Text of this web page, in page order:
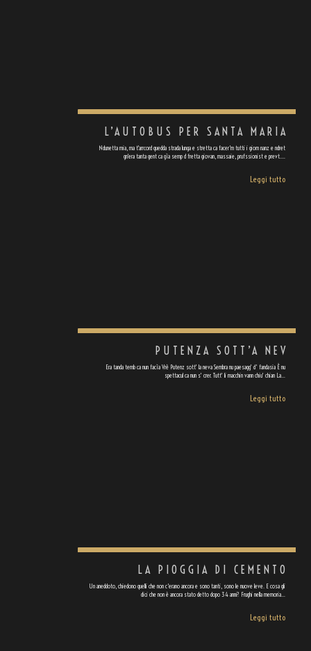
L’AUTOBUS PER SANTA MARIA
Ndunetta mia, ma t'arrcord quedda strada lunga e stretta ca facer'm tutti i giorn nanz e ndret
gn'era tanta gent ca gìa semp d fretta giovan, massaie, prufssionist e prevt.…
Leggi tutto
PUTENZA SOTT’A NEV
Era tanda temb ca nun facìa Vrè Putenz sott' la neva Sembra nu paesagg' d' fandasia È nu
spettacul ca nun s' crer. Tutt' li macchin vann chiu' chian La…
Leggi tutto
LA PIOGGIA DI CEMENTO
Un aneddoto, chiedono quelli che non c'erano ancora e sono tanti, sono le nuove leve. E cosa gli
dici che non è ancora stato detto dopo 34 anni? Frughi nella memoria…
Leggi tutto